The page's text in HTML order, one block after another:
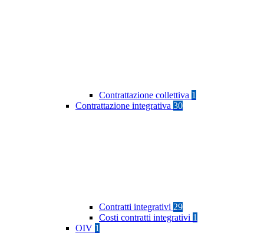
Contrattazione collettiva 1
Contrattazione integrativa 30
Contratti integrativi 29
Costi contratti integrativi 1
OIV 1